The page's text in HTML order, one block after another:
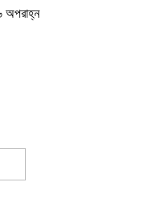
অপরাহ্ন